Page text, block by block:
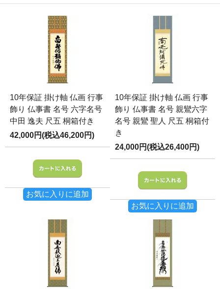
10年保証 掛け軸 仏画 行事
飾り 仏事書 名号 六字名号
中田 逸夫 尺五 桐箱付き
42,000円(税込46,200円)
お気に入りに追加
10年保証 掛け軸 仏画 行事
飾り 仏事書 名号 親鸞六字
名号 親鸞 聖人 尺五 桐箱付
き
24,000円(税込26,400円)
お気に入りに追加